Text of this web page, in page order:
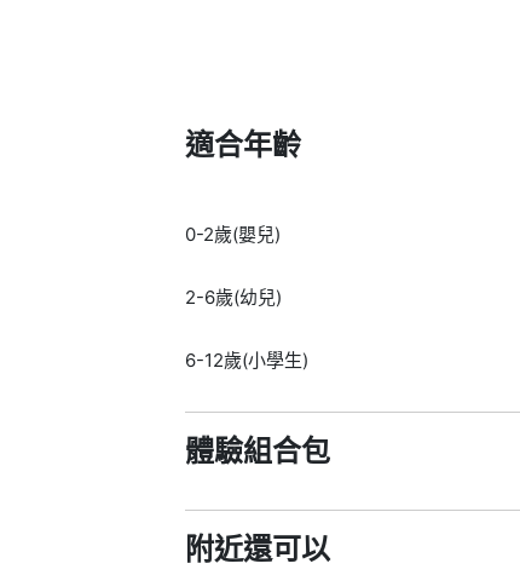
適合年齡
0-2歲(嬰兒)
2-6歲(幼兒)
6-12歲(小學生)
體驗組合包
附近還可以